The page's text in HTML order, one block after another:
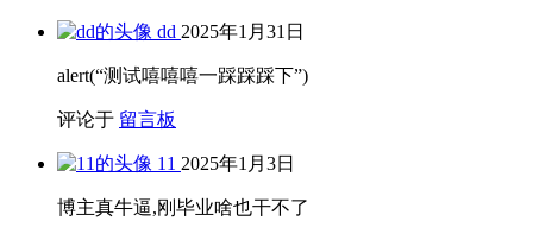
dd 2025年1月31日
alert(“测试嘻嘻嘻一踩踩踩下”)
评论于 留言板
11 2025年1月3日
博主真牛逼,刚毕业啥也干不了